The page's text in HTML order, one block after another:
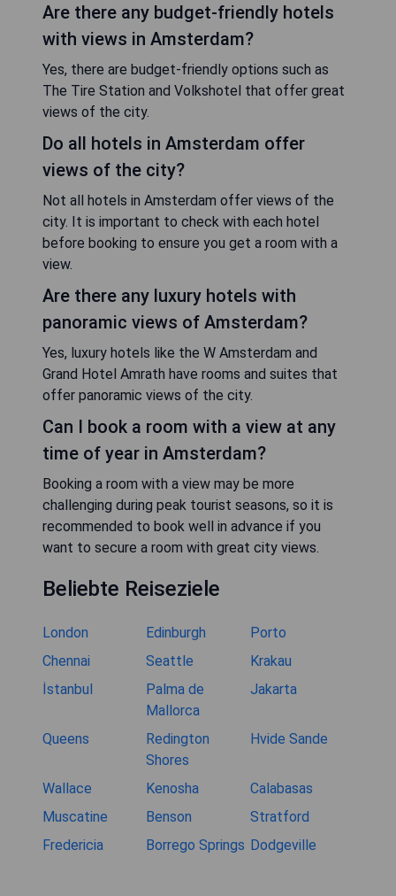
Are there any budget-friendly hotels
with views in Amsterdam?
Yes, there are budget-friendly options such as
The Tire Station and Volkshotel that offer great
views of the city.
Do all hotels in Amsterdam offer
views of the city?
Not all hotels in Amsterdam offer views of the
city. It is important to check with each hotel
before booking to ensure you get a room with a
view.
Are there any luxury hotels with
panoramic views of Amsterdam?
Yes, luxury hotels like the W Amsterdam and
Grand Hotel Amrath have rooms and suites that
offer panoramic views of the city.
Can I book a room with a view at any
time of year in Amsterdam?
Booking a room with a view may be more
challenging during peak tourist seasons, so it is
recommended to book well in advance if you
want to secure a room with great city views.
Beliebte Reiseziele
London Edinburgh
Porto
Chennai
Seattle
Krakau
İstanbul
Palma de
Mallorca
Jakarta
Queens
Redington
Shores
Hvide Sande
Wallace Kenosha
Calabasas
Muscatine
Benson
Stratford
Fredericia
Borrego Springs Dodgeville